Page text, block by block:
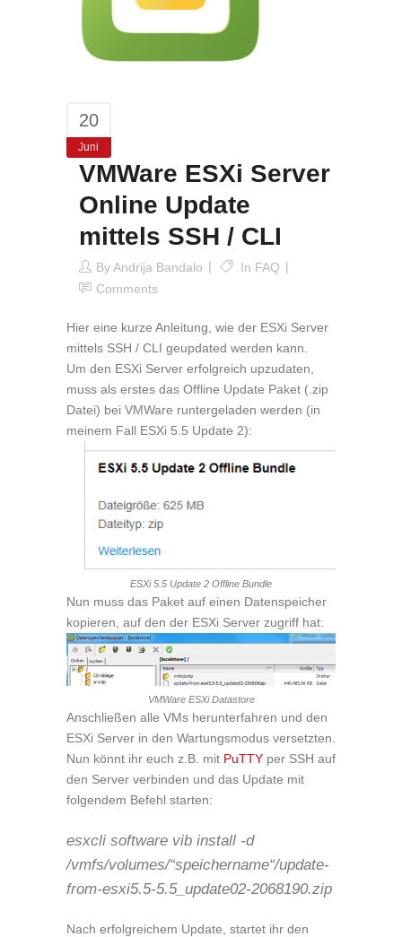
20
Juni
VMWare ESXi Server
Online Update
mittels SSH / CLI
ByAndrija Bandalo In FAQ
Comments
Hier eine kurze Anleitung, wie der ESXi Server
mittels SSH / CLI geupdated werden kann.
Um den ESXi Server erfolgreich upzudaten,
muss als erstes das Offline Update Paket (.zip
Datei) bei VMWare runtergeladen werden (in
meinem Fall ESXi 5.5 Update 2):
ESXi 5.5 Update 2 Offline Bundle
Nun muss das Paket auf einen Datenspeicher
kopieren, auf den der ESXi Server zugriff hat:
VMWare ESXi Datastore
Anschließen alle VMs herunterfahren und den
ESXi Server in den Wartungsmodus versetzten.
Nun könnt ihr euch z.B. mit PuTTY per SSH auf
den Server verbinden und das Update mit
folgendem Befehl starten:
esxcli software vib install -d
/vmfs/volumes/“speichername“/update-
from-esxi5.5-5.5_update02-2068190.zip
Nach erfolgreichem Update, startet ihr den